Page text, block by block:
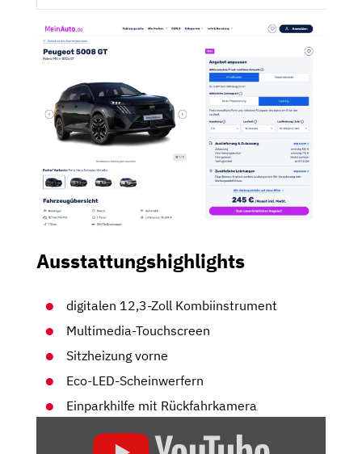
Ausstattungshighlights
digitalen 12,3-Zoll Kombiinstrument
Multimedia-Touchscreen
Sitzheizung vorne
Eco-LED-Scheinwerfern
Einparkhilfe mit Rückfahrkamera